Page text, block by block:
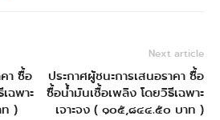
า ซื้อ
ฉพาะ
)
Next article
ประกาศผู้ชนะการเสนอราคา ซื้อ
ซื้อน้ำมันเชื้อเพลิง โดยวิธีเฉพาะ
เจาะจง ( ๑๐๕,๘๔๔.๕๐ บาท )